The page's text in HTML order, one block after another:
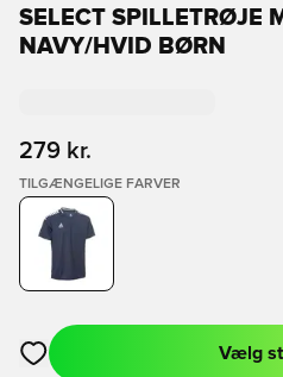
SELECT SPILLETRØJE
NAVY/HVID BØRN
279 kr.
TILGÆNGELIGE FARVER
Åbner en Modal til at logge ind
Vælg